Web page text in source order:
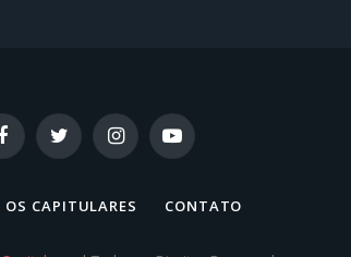
FacebookTwitter InstagramYouTube
OS CAPITULARES CONTATO